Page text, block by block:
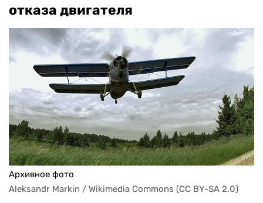
отказа двигателя
Архивное фото
Aleksandr Markin / Wikimedia Commons (CC BY-SA 2.0)